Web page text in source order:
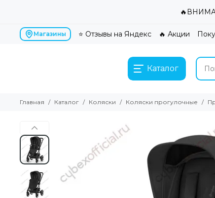
Магазины ⭐ Отзывы на Яндекс 🔥 Акции
Каталог
Главная Каталог Коляски Коляски прогулочные